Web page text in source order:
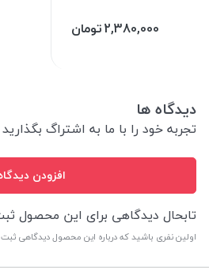
2,380,000تومان
دیدگاه ها
تجربه خود را با ما به اشتراگ بگذارید
افزودن
تابحال دیدگاهی برای این محصول
اولین نفری باشید که درباره این محصول دیدگاهی